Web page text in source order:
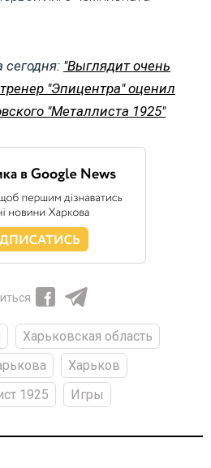
сегодня: "Выглядит очень
"Эпицентра" оценил
"Металлиста 1925"
Харьковская область
Харьков
1925
Игры